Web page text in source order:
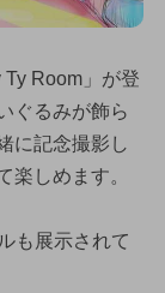
Room」が登
ぐるみが飾ら
に記念撮影し
楽しめます。
も展示されて